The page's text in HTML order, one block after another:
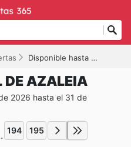
Disponible hasta el 31/12/2026
DE AZALEIA
2026 hasta el 31 de
194 195